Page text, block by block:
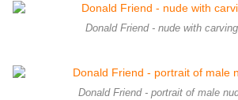
Donald Friend - nude with
Donald Friend - portrait of male